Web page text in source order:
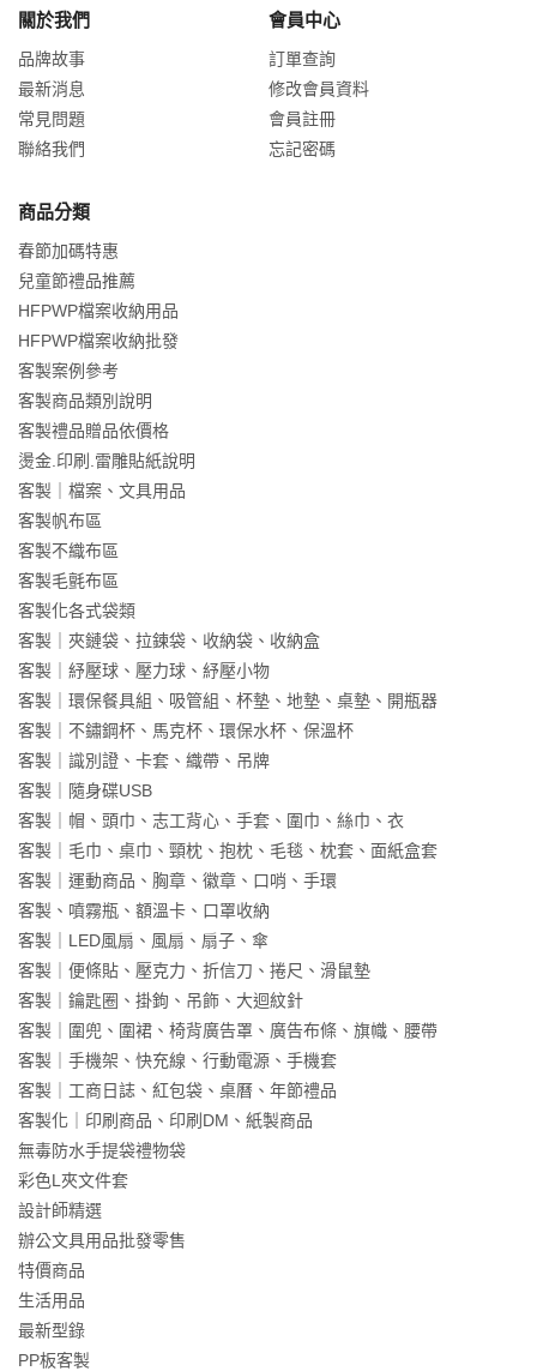
關於我們
品牌故事
最新消息
常見問題
聯絡我們
會員中心
訂單查詢
修改會員資料
會員註冊
忘記密碼
商品分類
春節加碼特惠
兒童節禮品推薦
HFPWP檔案收納用品
HFPWP檔案收納批發
客製案例參考
客製商品類別說明
客製禮品贈品依價格
燙金.印刷.雷雕貼紙說明
客製｜檔案、文具用品
客製帆布區
客製不織布區
客製毛氈布區
客製化各式袋類
客製｜夾鏈袋、拉鍊袋、收納袋、收納盒
客製｜紓壓球、壓力球、紓壓小物
客製｜環保餐具組、吸管組、杯墊、地墊、桌墊、開瓶器
客製｜不鏽鋼杯、馬克杯、環保水杯、保溫杯
客製｜識別證、卡套、織帶、吊牌
客製｜隨身碟USB
客製｜帽、頭巾、志工背心、手套、圍巾、絲巾、衣
客製｜毛巾、桌巾、頸枕、抱枕、毛毯、枕套、面紙盒套
客製｜運動商品、胸章、徽章、口哨、手環
客製、噴霧瓶、額溫卡、口罩收納
客製｜LED風扇、風扇、扇子、傘
客製｜便條貼、壓克力、折信刀、捲尺、滑鼠墊
客製｜鑰匙圈、掛鉤、吊飾、大迴紋針
客製｜圍兜、圍裙、椅背廣告罩、廣告布條、旗幟、腰帶
客製｜手機架、快充線、行動電源、手機套
客製｜工商日誌、紅包袋、桌曆、年節禮品
客製化｜印刷商品、印刷DM、紙製商品
無毒防水手提袋禮物袋
彩色L夾文件套
設計師精選
辦公文具用品批發零售
特價商品
生活用品
最新型錄
PP板客製